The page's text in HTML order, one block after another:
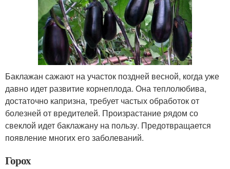
Баклажан сажают на участок поздней весной, когда уже
давно идет развитие корнеплода. Она теплолюбива,
достаточно капризна, требует частых обработок от
болезней от вредителей. Произрастание рядом со
свеклой идет баклажану на пользу. Предотвращается
появление многих его заболеваний.
Горох